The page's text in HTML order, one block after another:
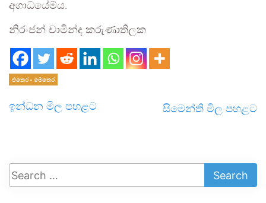
අගාධයේමය.
නිරංජන් චාමින්ද කරුණාතිලක
එතෙර - මෙතෙර
ඉන්ධන මිල පහළට සිමෙන්ති මිල පහළට